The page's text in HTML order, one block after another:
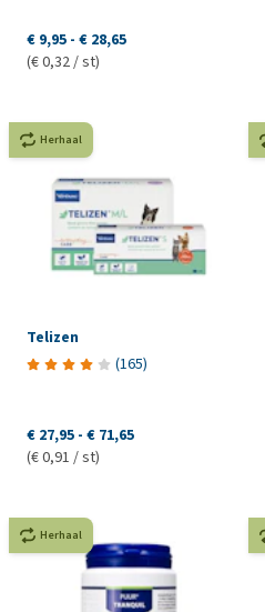
€ 9,95 - € 28,65
(€ 0,32 / st)
Herhaal
Telizen
(165)
€ 27,95 - € 71,65
(€ 0,91 / st)
Herhaal